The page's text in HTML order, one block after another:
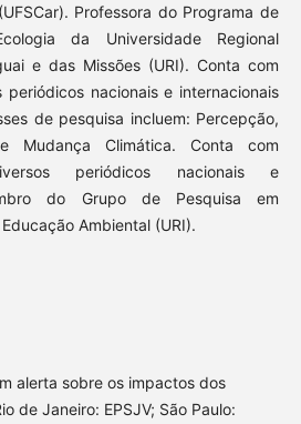
Professora do Programa de
da Universidade Regional
e das Missões (URI). Conta com
nacionais e internacionais
de pesquisa incluem: Percepção,
Mudança Climática. Conta com
periódicos nacionais e
do Grupo de Pesquisa em
Ambiental (URI).
alerta sobre os impactos dos
de Janeiro: EPSJV; São Paulo: